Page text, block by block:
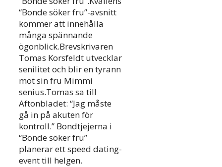
“Bonde söker fru”-avsnitt
kommer att innehålla
många spännande
ögonblick.Brevskrivaren
Tomas Korsfeldt utvecklar
senilitet och blir en tyrann
mot sin fru Mimmi
senius.Tomas sa till
Aftonbladet: “Jag måste
gå in på akuten för
kontroll.” Bondtjejerna i
“Bonde söker fru”
planerar ett speed dating-
event till helgen.